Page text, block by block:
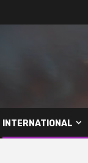
INTERNATIONAL